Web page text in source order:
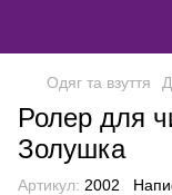
Одяг та взуття
Ролер для
Золушка
Артикул: 2002